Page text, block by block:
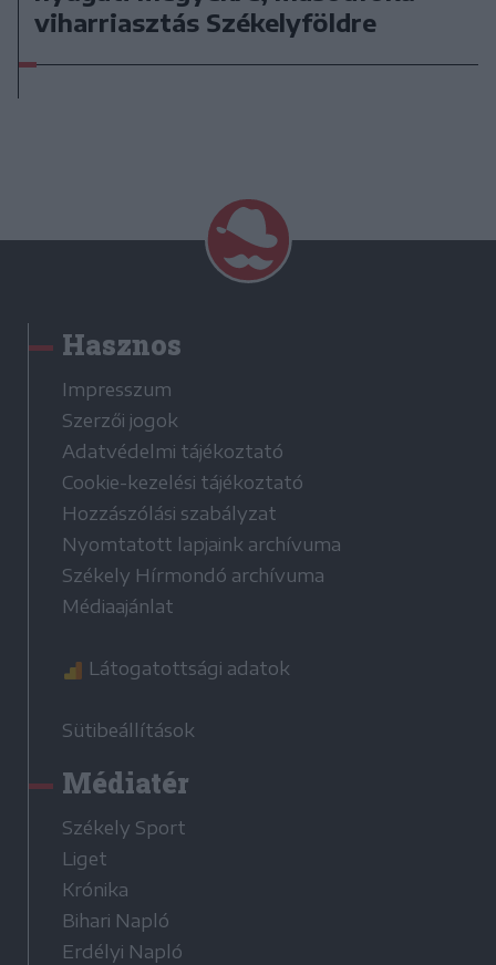
viharriasztás Székelyföldre
Hasznos
Impresszum
Szerzői jogok
Adatvédelmi tájékoztató
Cookie-kezelési tájékoztató
Hozzászólási szabályzat
Nyomtatott lapjaink archívuma
Székely Hírmondó archívuma
Médiaajánlat
Látogatottsági adatok
Sütibeállítások
Médiatér
Székely Sport
Liget
Krónika
Bihari Napló
Erdélyi Napló